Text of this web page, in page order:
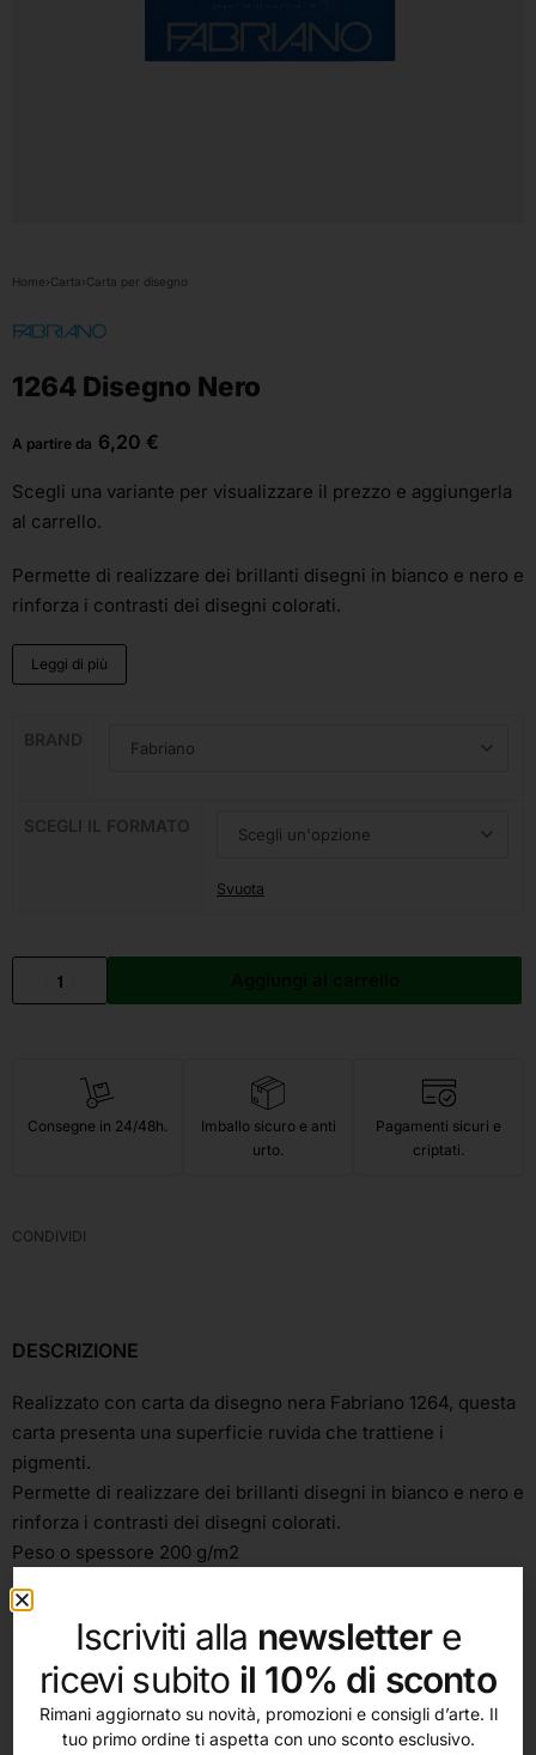
Home›Carta›Carta per disegno
1264 Disegno Nero
A partire da 6,20 €
Scegli una variante per visualizzare il prezzo e aggiungerla
al carrello.
Permette di realizzare dei brillanti disegni in bianco e nero e
rinforza i contrasti dei disegni colorati.
Leggi di più
BRAND
SCEGLI IL FORMATO
Svuota
Consegne in 24/48h.
Imballo sicuro e anti
urto.
Pagamenti sicuri e
criptati.
CONDIVIDI
DESCRIZIONE
Realizzato con carta da disegno nera Fabriano 1264, questa
carta presenta una superficie ruvida che trattiene i
pigmenti.
Permette di realizzare dei brillanti disegni in bianco e nero e
rinforza i contrasti dei disegni colorati.
Peso o spessore 200 g/m2
Blocco Spiralato lato corto “true-size”: 14,8×21 cm, 21×29,7
cm, 29,7×42 cm
Iscriviti alla newslettere
ricevi subito il 10% di sconto
Rimani aggiornato su novità, promozioni e consigli d’arte. Il
tuo primo ordine ti aspetta con uno sconto esclusivo.